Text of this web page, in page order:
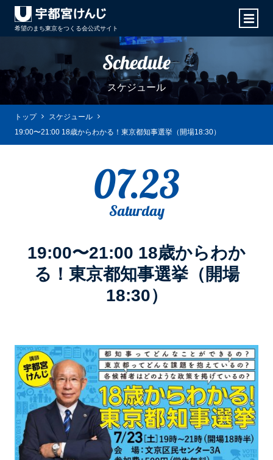
希望のまち東京をつくる会公式サイト
Schedule
スケジュール
トップ
スケジュール
19:00〜21:00 18歳からわかる！東京都知事選挙（開場18:30）
07.23
Saturday
19:00〜21:00 18歳からわか
る！東京都知事選挙（開場
18:30）